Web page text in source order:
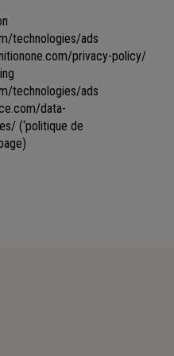
technologies/ads
privacy-policy/
technologies/ads
data-
(‘politique de